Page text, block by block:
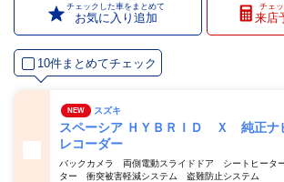
チェックした車をまとめて
お気に入り追加
チェ
来店
10件まとめてチェック
NEW スズキ
スペーシア ＨＹＢＲＩＤ Ｘ 純正
レコーダー
バックカメラ 両側電動スライドドア シートヒータ
ター 衝突被害軽減システム 盗難防止システム